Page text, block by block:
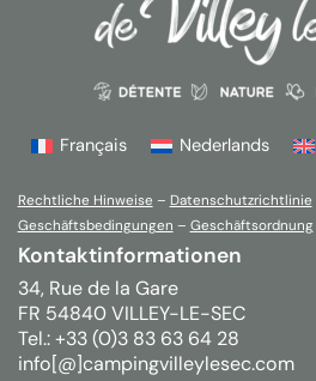
Français Nederlands
Rechtliche Hinweise – Datenschutzrichtlinie
Geschäftsbedingungen – Geschäftsordnung
Kontaktinformationen
34, Rue de la Gare
FR 54840 VILLEY-LE-SEC
Tel.: +33 (0)3 83 63 64 28
info[@]campingvilleylesec.com